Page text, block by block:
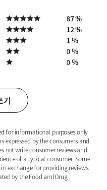
87 %
12 %
1 %
0 %
0 %
기
for informational purposes only
expressed by the consumers and
not write consumer reviews and
of a typical consumer. Some
exchange for providing reviews.
by the Food and Drug